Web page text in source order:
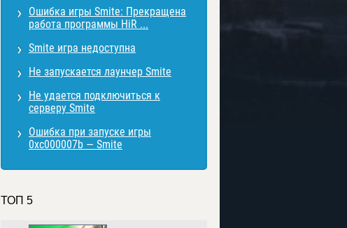
Ошибка игры Smite: Прекращена
работа программы HiR ...
Smite игра недоступна
Не запускается лаунчер Smite
Не удается подключиться к
серверу Smite
Ошибка при запуске игры
0xc000007b — Smite
ТОП 5